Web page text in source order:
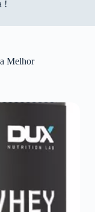
!
Melhor